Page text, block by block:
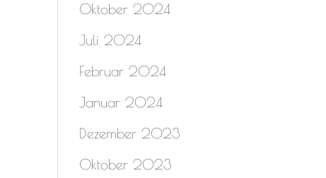
Oktober 2024
Juli 2024
Februar 2024
Januar 2024
Dezember 2023
Oktober 2023